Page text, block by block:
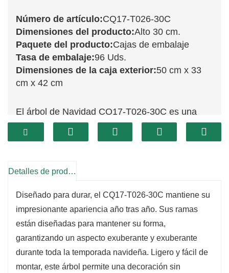
Número de artículo:CQ17-T026-30C
Dimensiones del producto:Alto 30 cm.
Paquete del producto:Cajas de embalaje
Tasa de embalaje:96 Uds.
Dimensiones de la caja exterior:50 cm x 33
cm x 42 cm
El árbol de Navidad CQ17-T026-30C es una
encantadora decoración de 30 cm que añade
un toque festivo a tu decoración navideña. Este
verde, es un complemento encantador para
colocarlo fácilmente en mesas, estanterías o
como parte de un arreglo navideño, creando un
ambiente cálido y acogedor incluso en espacios
reducidos.
Con su diseño versátil, el CQ17-T026-30C
Detalles de producto
Diseñado para durar, el CQ17-T026-30C mantiene su
impresionante apariencia año tras año. Sus ramas
están diseñadas para mantener su forma,
garantizando un aspecto exuberante y exuberante
durante toda la temporada navideña. Ligero y fácil de
montar, este árbol permite una decoración sin